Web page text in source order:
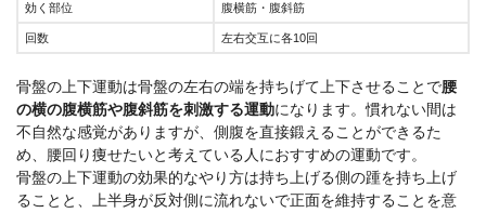
効く部位 腹横筋・腹斜筋
回数 左右交互に各10回
骨盤の上下運動は骨盤の左右の端を持ちげて上下させることで腰
の横の腹横筋や腹斜筋を刺激する運動になります。慣れない間は
不自然な感覚がありますが、側腹を直接鍛えることができるた
め、腰回り痩せたいと考えている人におすすめの運動です。
骨盤の上下運動の効果的なやり方は持ち上げる側の踵を持ち上げ
ることと、上半身が反対側に流れないで正面を維持することを意